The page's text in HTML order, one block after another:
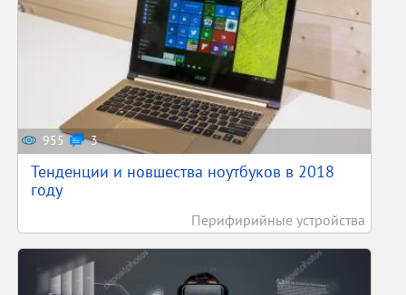
955 3
Тенденции и новшества ноутбуков в 2018
году
Перифирийные устройства